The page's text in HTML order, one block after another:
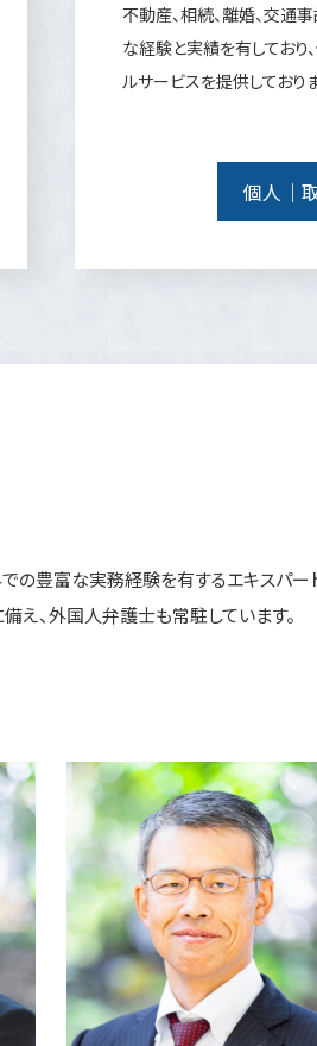
不動産、相続、離婚、交通
な経験と実績を有しており
ルサービスを提供しており
個人｜
の豊富な実務経験を有するエキスパー
え、外国人弁護士も常駐しています。